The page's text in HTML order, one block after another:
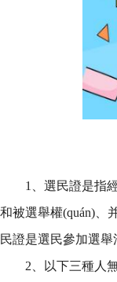
1、選民證是指經
和被選舉權(quán)
民證是選民參加選舉
2、以下三種人